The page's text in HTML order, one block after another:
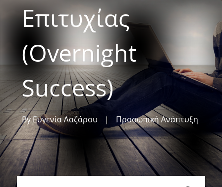
Επιτυχίας
(Overnight
Success)
ByΕυγενία Λαζάρου | Προσωπική Ανάπτυξη